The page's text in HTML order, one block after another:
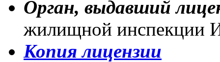
Орган, выдавший
жилищной инспекции
Копия лицензии